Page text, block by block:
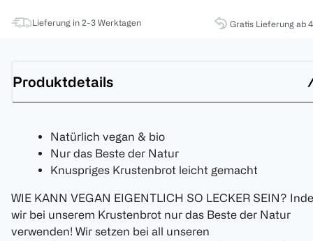
Lieferung in 2-3 Werktagen Gratis Lieferung ab
Produktdetails
Natürlich vegan & bio
Nur das Beste der Natur
Knuspriges Krustenbrot leicht gemacht
WIE KANN VEGAN EIGENTLICH SO LECKER SEIN?
wir bei unserem Krustenbrot nur das Beste der Natur
verwenden! Wir setzen bei all unseren